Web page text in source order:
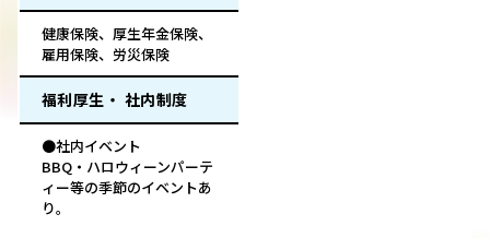
健康保険、厚生年金保険、
雇用保険、労災保険
福利厚生・ 社内制度
●社内イベント
BBQ・ハロウィーンパーテ
ィー等の季節のイベントあ
り。